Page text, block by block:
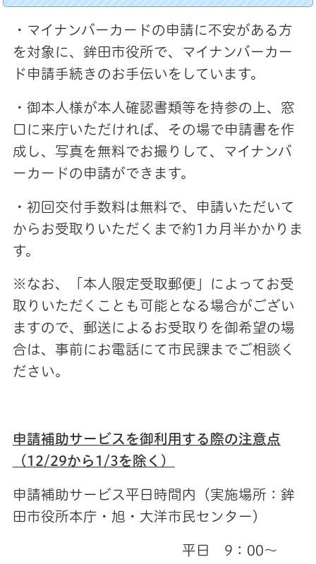
・マイナンバーカードの申請に不安がある方
を対象に、鉾田市役所で、マイナンバーカー
ド申請手続きのお手伝いをしています。
・御本人様が本人確認書類等を持参の上、窓
口に来庁いただければ、その場で申請書を作
成し、写真を無料でお撮りして、マイナンバ
ーカードの申請ができます。
・初回交付手数料は無料で、申請いただいて
からお受取りいただくまで約1カ月半かかりま
す。
※なお、「本人限定受取郵便」によってお受
取りいただくことも可能となる場合がござい
ますので、郵送によるお受取りを御希望の場
合は、事前にお電話にて市民課までご相談く
ださい。
申請補助サービスを御利用する際の注意点
（12/29から1/3を除く）
申請補助サービス平日時間内（実施場所：鉾
田市役所本庁・旭・大洋市民センター）
平日 9：00～